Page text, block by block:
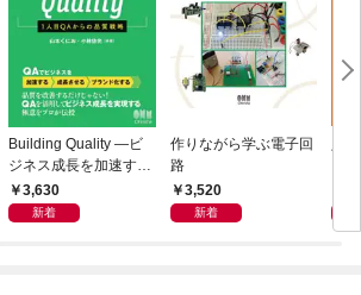
Building Quality ―ビ
ジネス成長を加速する
1人目QAからの品質戦
略―
3,630
新着
作りながら学ぶ電子回
路
3,520
新着
ニ